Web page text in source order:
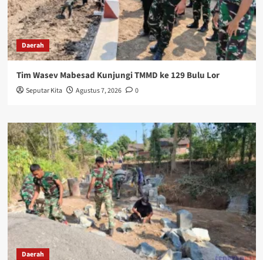
Daerah
Tim Wasev Mabesad Kunjungi TMMD ke 129 Bulu Lor
Seputar Kita Agustus 7, 2026 0
Daerah